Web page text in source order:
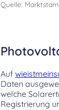
Quelle:
Auf
Daten
welche
Registrierung